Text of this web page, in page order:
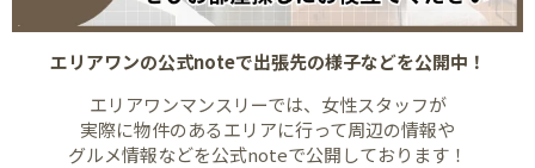
エリアワンの公式noteで出張先の様子などを公開中！
エリアワンマンスリーでは、女性スタッフが
実際に物件のあるエリアに行って周辺の情報や
グルメ情報などを公式noteで公開しております！